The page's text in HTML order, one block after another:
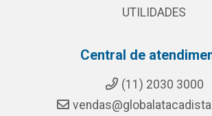
UTILIDADES
Central de
(11) 2030 3000